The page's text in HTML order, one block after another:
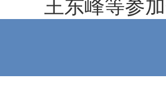
王东峰等参加